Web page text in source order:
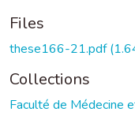
Files
these166-21.pdf
Collections
Faculté de Médecine